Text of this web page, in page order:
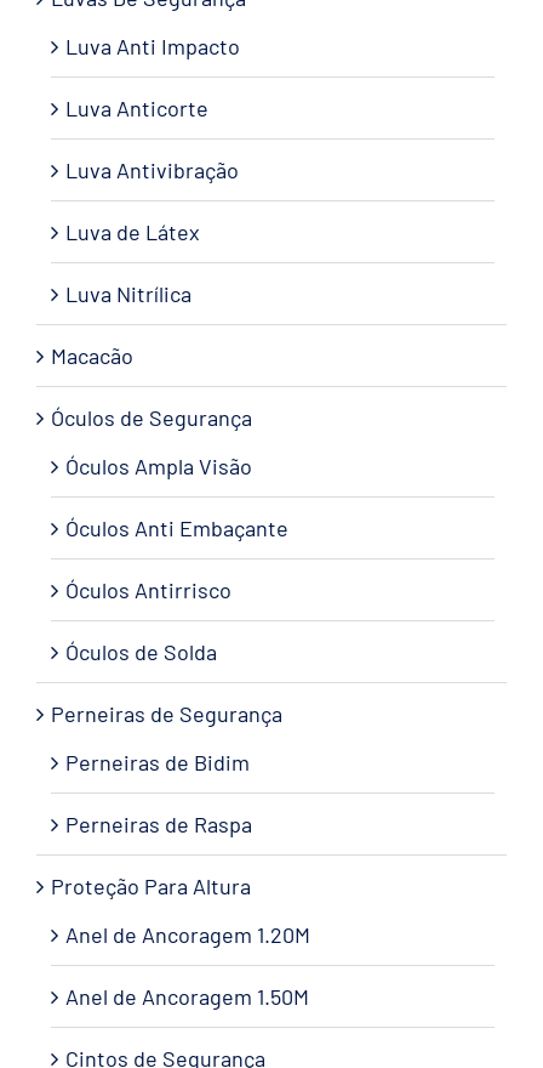
Luva Anti Impacto
Luva Anticorte
Luva Antivibração
Luva de Látex
Luva Nitrílica
Macacão
Óculos de Segurança
Óculos Ampla Visão
Óculos Anti Embaçante
Óculos Antirrisco
Óculos de Solda
Perneiras de Segurança
Perneiras de Bidim
Perneiras de Raspa
Proteção Para Altura
Anel de Ancoragem 1.20M
Anel de Ancoragem 1.50M
Cintos de Segurança